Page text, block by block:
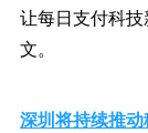
让每日支付科
文。
深圳将持续推